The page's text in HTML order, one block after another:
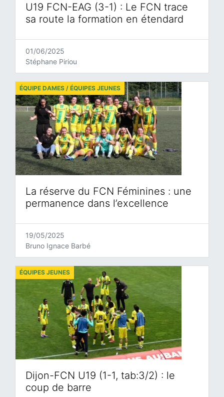
U19 FCN-EAG (3-1) : Le FCN trace
sa route la formation en étendard
01/06/2025
Stéphane Piriou
La réserve du FCN Féminines : une
permanence dans l’excellence
ÉQUIPE DAMES / ÉQUIPES JEUNES
19/05/2025
Bruno Ignace Barbé
Dijon-FCN U19 (1-1, tab:3/2) : le
coup de barre
ÉQUIPES JEUNES